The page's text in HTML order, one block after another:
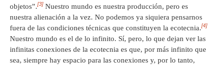
objetos”.[3] Nuestro mundo es nuestra producción, pero es
nuestra alienación a la vez. No podemos ya siquiera pensarnos
fuera de las condiciones técnicas que constituyen la ecotecnia.[4]
Nuestro mundo es el de lo infinito. Sí, pero, lo que dejan ver las
infinitas conexiones de la ecotecnia es que, por más infinito que
sea, siempre hay espacio para las conexiones y, por lo tanto,